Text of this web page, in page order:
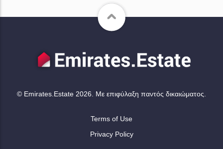
© Emirates.Estate 2026. Με επιφύλαξη παντός δικαιώματος.
Terms of Use
Privacy Policy